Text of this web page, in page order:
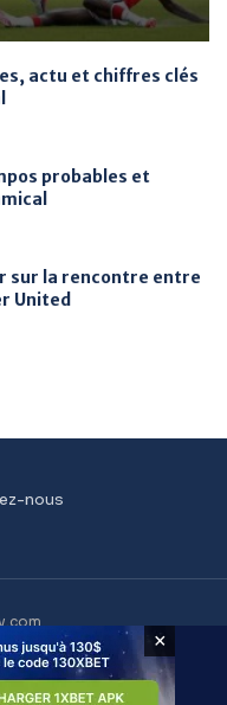
actu et chiffres clés
probables et
sur la rencontre entre
United
nous
×